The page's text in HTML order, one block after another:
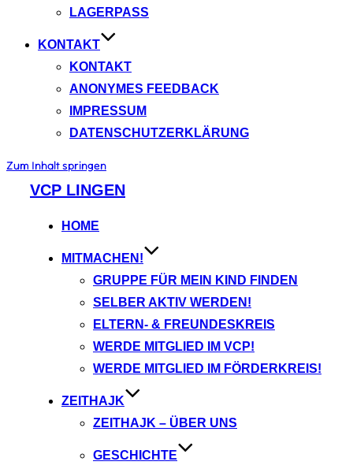
LAGERPASS
KONTAKT
KONTAKT
ANONYMES FEEDBACK
IMPRESSUM
DATENSCHUTZERKLÄRUNG
Zum Inhalt springen
VCP LINGEN
HOME
MITMACHEN!
GRUPPE FÜR MEIN KIND FINDEN
SELBER AKTIV WERDEN!
ELTERN- & FREUNDESKREIS
WERDE MITGLIED IM VCP!
WERDE MITGLIED IM FÖRDERKREIS!
ZEITHAJK
ZEITHAJK – ÜBER UNS
GESCHICHTE